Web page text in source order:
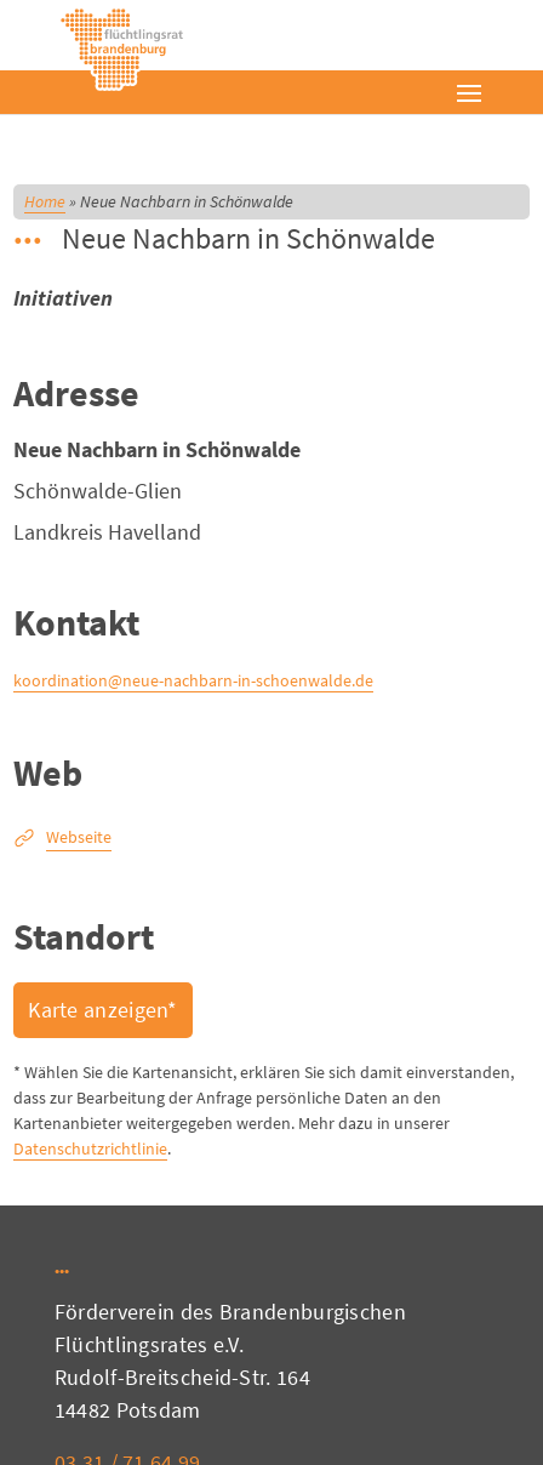
Home»Neue Nachbarn in Schönwalde
Neue Nachbarn in Schönwalde
Initiativen
Adresse
Neue Nachbarn in Schönwalde
Schönwalde-Glien
Landkreis Havelland
Kontakt
koordination@neue-nachbarn-in-schoenwalde.de
Web
Webseite
Standort
Karte anzeigen*
* Wählen Sie die Kartenansicht, erklären Sie sich damit einverstanden,
dass zur Bearbeitung der Anfrage persönliche Daten an den
Kartenanbieter weitergegeben werden. Mehr dazu in unserer
Datenschutzrichtlinie.
Förderverein des Brandenburgischen
Flüchtlingsrates e.V.
Rudolf-Breitscheid-Str. 164
14482 Potsdam